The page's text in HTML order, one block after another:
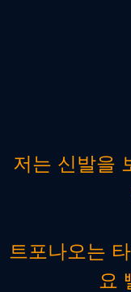
저는 신발을
트포나오는
요